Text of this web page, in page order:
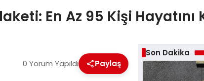
En Az 95 Kişi
0 Yorum Yapıldı Paylaş
Son Dakika